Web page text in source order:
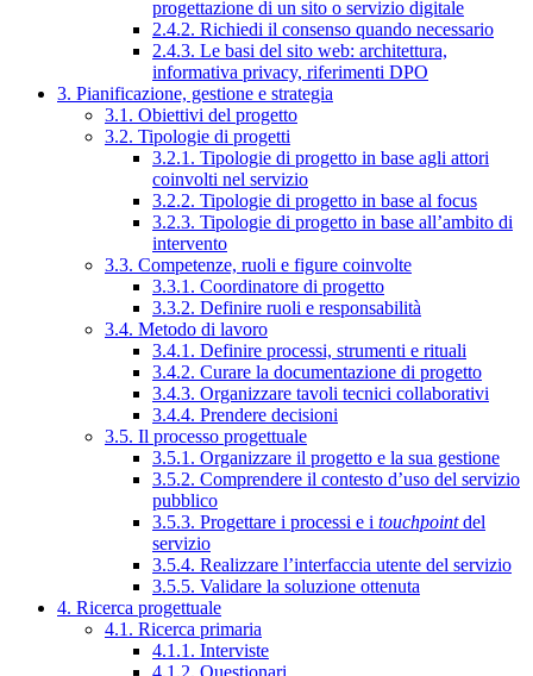
progettazione di un sito o servizio digitale
2.4.2. Richiedi il consenso quando necessario
2.4.3. Le basi del sito web: architettura,
informativa privacy, riferimenti DPO
3. Pianificazione, gestione e strategia
3.1. Obiettivi del progetto
3.2. Tipologie di progetti
3.2.1. Tipologie di progetto in base agli attori
coinvolti nel servizio
3.2.2. Tipologie di progetto in base al focus
3.2.3. Tipologie di progetto in base all’ambito di
intervento
3.3. Competenze, ruoli e figure coinvolte
3.3.1. Coordinatore di progetto
3.3.2. Definire ruoli e responsabilità
3.4. Metodo di lavoro
3.4.1. Definire processi, strumenti e rituali
3.4.2. Curare la documentazione di progetto
3.4.3. Organizzare tavoli tecnici collaborativi
3.4.4. Prendere decisioni
3.5. Il processo progettuale
3.5.1. Organizzare il progetto e la sua gestione
3.5.2. Comprendere il contesto d’uso del servizio
pubblico
3.5.3. Progettare i processi e i touchpointdel
servizio
3.5.4. Realizzare l’interfaccia utente del servizio
3.5.5. Validare la soluzione ottenuta
4. Ricerca progettuale
4.1. Ricerca primaria
4.1.1. Interviste
4.1.2. Questionari